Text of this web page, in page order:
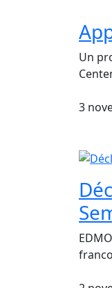
Un
3